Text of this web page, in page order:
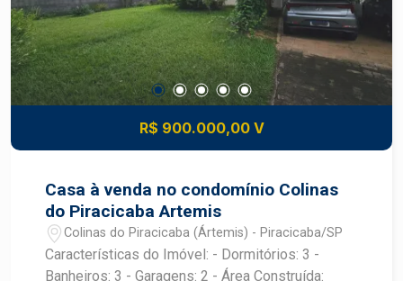
Independência, Bairro dos Alemães ou São
Judas.
R$ 900.000,00 V
Casa à venda no condomínio Colinas
do Piracicaba Artemis
Colinas do Piracicaba (Ártemis) - Piracicaba/SP
Características do Imóvel: - Dormitórios: 3 -
Banheiros: 3 - Garagens: 2 - Área Construída: